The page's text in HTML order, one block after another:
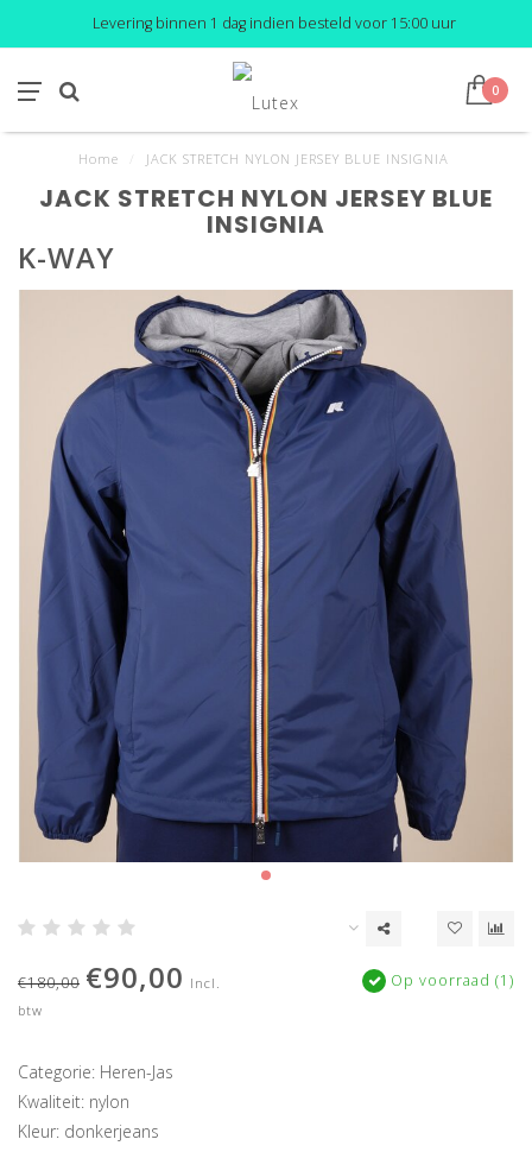
Levering binnen 1 dag indien besteld voor 15:00 uur
0
Home JACK STRETCH NYLON JERSEY BLUE INSIGNIA
JACK STRETCH NYLON JERSEY BLUE
INSIGNIA
K-WAY
€180,00 €90,00 Incl.
btw
Op voorraad (1)
Categorie: Heren-Jas
Kwaliteit: nylon
Kleur: donkerjeans